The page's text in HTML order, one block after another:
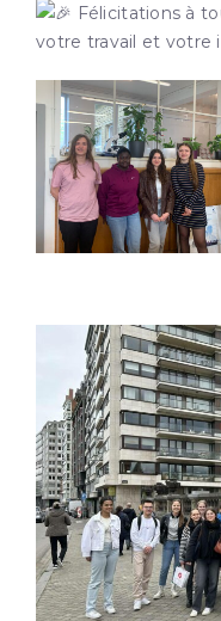
Félicitations à
votre travail et votre